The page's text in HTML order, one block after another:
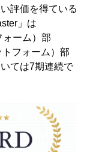
評価を得ている
」は
ォーム）部
フォーム）部
ては7期連続で